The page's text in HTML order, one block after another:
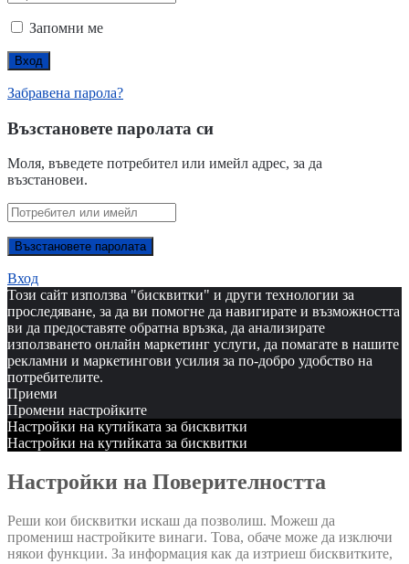
Запомни ме
Забравена парола?
Възстановете паролата си
Моля, въведете потребител или имейл адрес, за да
възстановеи.
Вход
Този сайт използва "бисквитки" и други технологии за
проследяване, за да ви помогне да навигирате и възможността
ви да предоставяте обратна връзка, да анализирате
използването онлайн маркетинг услуги, да помагате в нашите
рекламни и маркетингови усилия за по-добро удобство на
потребителите.
Приеми
Промени настройките
Настройки на кутийката за бисквитки
Настройки на кутийката за бисквитки
Настройки на Поверителността
Реши кои бисквитки искаш да позволиш. Можеш да
промениш настройките винаги. Това, обаче може да изключи
някои функции. За информация как да изтриеш бисквитките,